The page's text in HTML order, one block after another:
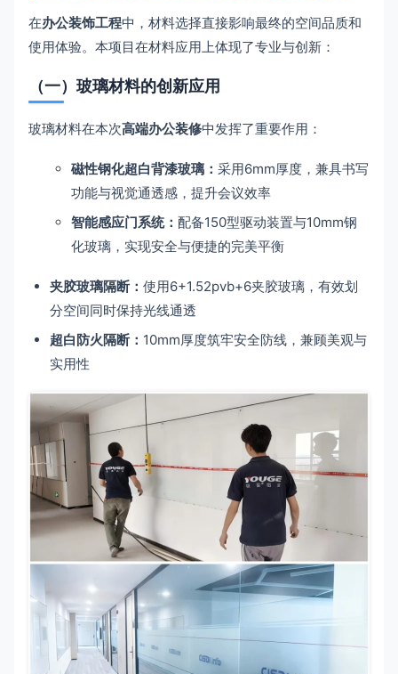
在办公装饰工程中，材料选择直接影响最终的空间品质和
使用体验。本项目在材料应用上体现了专业与创新：
（一）玻璃材料的创新应用
玻璃材料在本次高端办公装修中发挥了重要作用：
磁性钢化超白背漆玻璃： 采用6mm厚度，兼具书写
功能与视觉通透感，提升会议效率
智能感应门系统： 配备150型驱动装置与10mm钢
化玻璃，实现安全与便捷的完美平衡
夹胶玻璃隔断： 使用6+1.52pvb+6夹胶玻璃，有效划
分空间同时保持光线通透
超白防火隔断： 10mm厚度筑牢安全防线，兼顾美观与
实用性